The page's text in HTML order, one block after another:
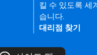
킬 수 있도록 세
습니다.
대리점 찾기